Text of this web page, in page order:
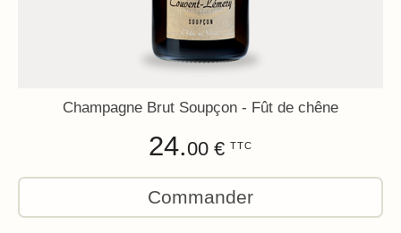
Champagne Brut Soupçon - Fût de chêne
24.00 € TTC
Commander